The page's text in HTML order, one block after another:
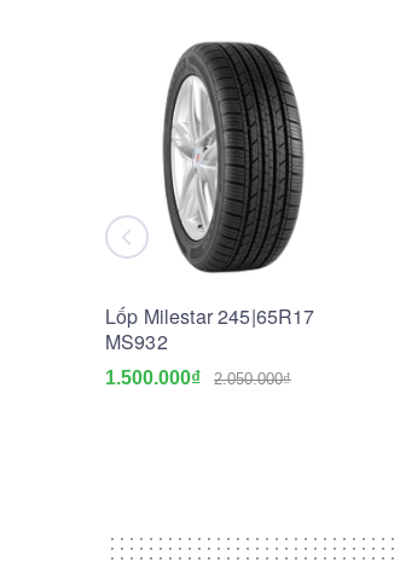
Lốp Milestar 245|65R17
MS932
1.500.000₫ 2.050.000₫